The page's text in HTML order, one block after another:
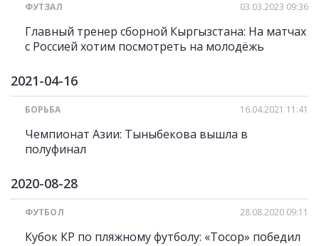
ФУТЗАЛ 03.03.2023 09:36
Главный тренер сборной Кыргызстана: На матчах
с Россией хотим посмотреть на молодёжь
2021-04-16
БОРЬБА 16.04.2021 11:41
Чемпионат Азии: Тыныбекова вышла в
полуфинал
2020-08-28
ФУТБОЛ 28.08.2020 09:11
Кубок КР по пляжному футболу: «Тосор» победил